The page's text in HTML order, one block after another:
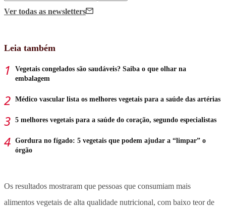
Ver todas as newsletters
Leia também
Vegetais congelados são saudáveis? Saiba o que olhar na
embalagem
Médico vascular lista os melhores vegetais para a saúde das artérias
5 melhores vegetais para a saúde do coração, segundo especialistas
Gordura no fígado: 5 vegetais que podem ajudar a “limpar” o
órgão
Os resultados mostraram que pessoas que consumiam mais
alimentos vegetais de alta qualidade nutricional, com baixo teor de